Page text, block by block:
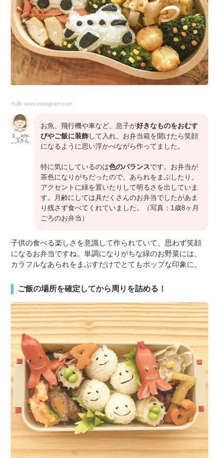
出典:www.instagram.com
1__ichi
__1さん
お魚、飛行機や車など、息子が好きなものをおむす
びやご飯に装飾して入れ、お弁当箱を開けたら笑顔
になるように思い浮かべながら作ってました。
特に気にしているのは色のバランスです。お弁当が
茶色になりがちだったので、あられをまぶしたり、
アクセントに緑を置いたりして明るさを出していま
す。月齢にしては具だくさんのお弁当でしたがあま
り残さず食べてくれていました。（写真：1歳8ヶ月
ごろのお弁当）
子供の食べる楽しさを意識して作られていて、思わず笑顔
になるお弁当ですね。単調になりがちな緑のお野菜には、
カラフルなあられをまぶすだけでとてもポップな印象に。
ご飯の場所を確定してから周りを詰める！